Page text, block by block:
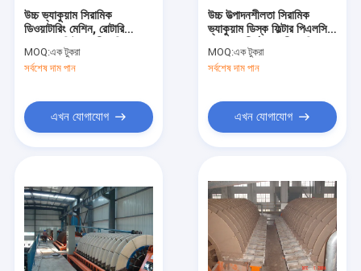
উচ্চ ভ্যাকুয়াম সিরামিক
ডিওয়াটারিং মেশিন, রোটারি
MOQ:এক টুকরা
সর্বশেষ দাম পান
এখন যোগাযোগ
উচ্চ উত্পাদনশীলতা সিরামিক
ভ্যাকুয়াম ডিস্ক ফিল্টার পিএলসি
MOQ:এক টুকরা
সর্বশেষ দাম পান
এখন যোগাযোগ